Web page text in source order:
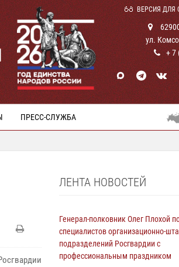
ВЕРСИЯ
ул.
+ 7
ПРЕСС-СЛУЖБА
ЛЕНТА НОВОСТЕЙ
Генерал-полковник Олег Плохой
специалистов организационно-
подразделений Росгвардии с
профессиональным праздником